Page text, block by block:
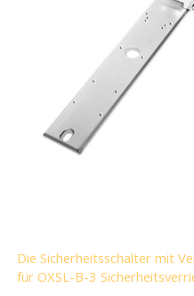
Die Sicherheitsschalter mit
für OXSL-B-3